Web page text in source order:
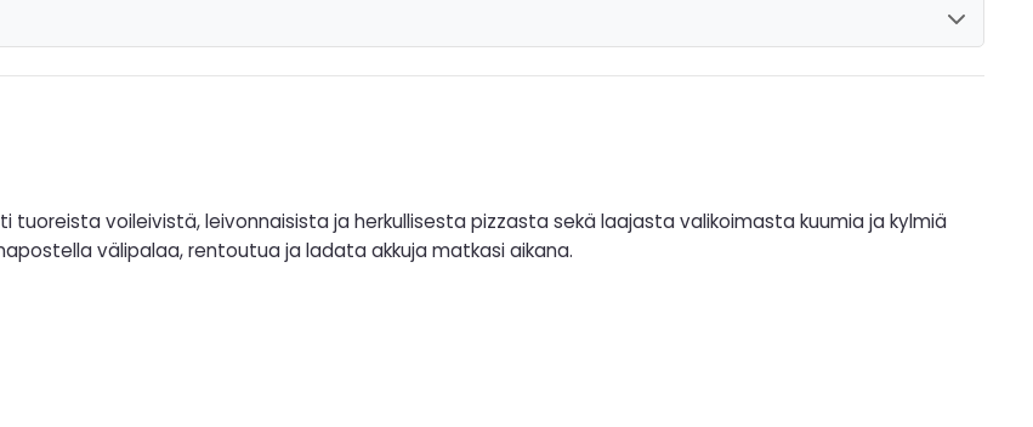
tuoreista voileivistä, leivonnaisista ja herkullisesta pizzasta sekä laajasta valikoimasta kuumia ja kylmiä
välipalaa, rentoutua ja ladata akkuja matkasi aikana.